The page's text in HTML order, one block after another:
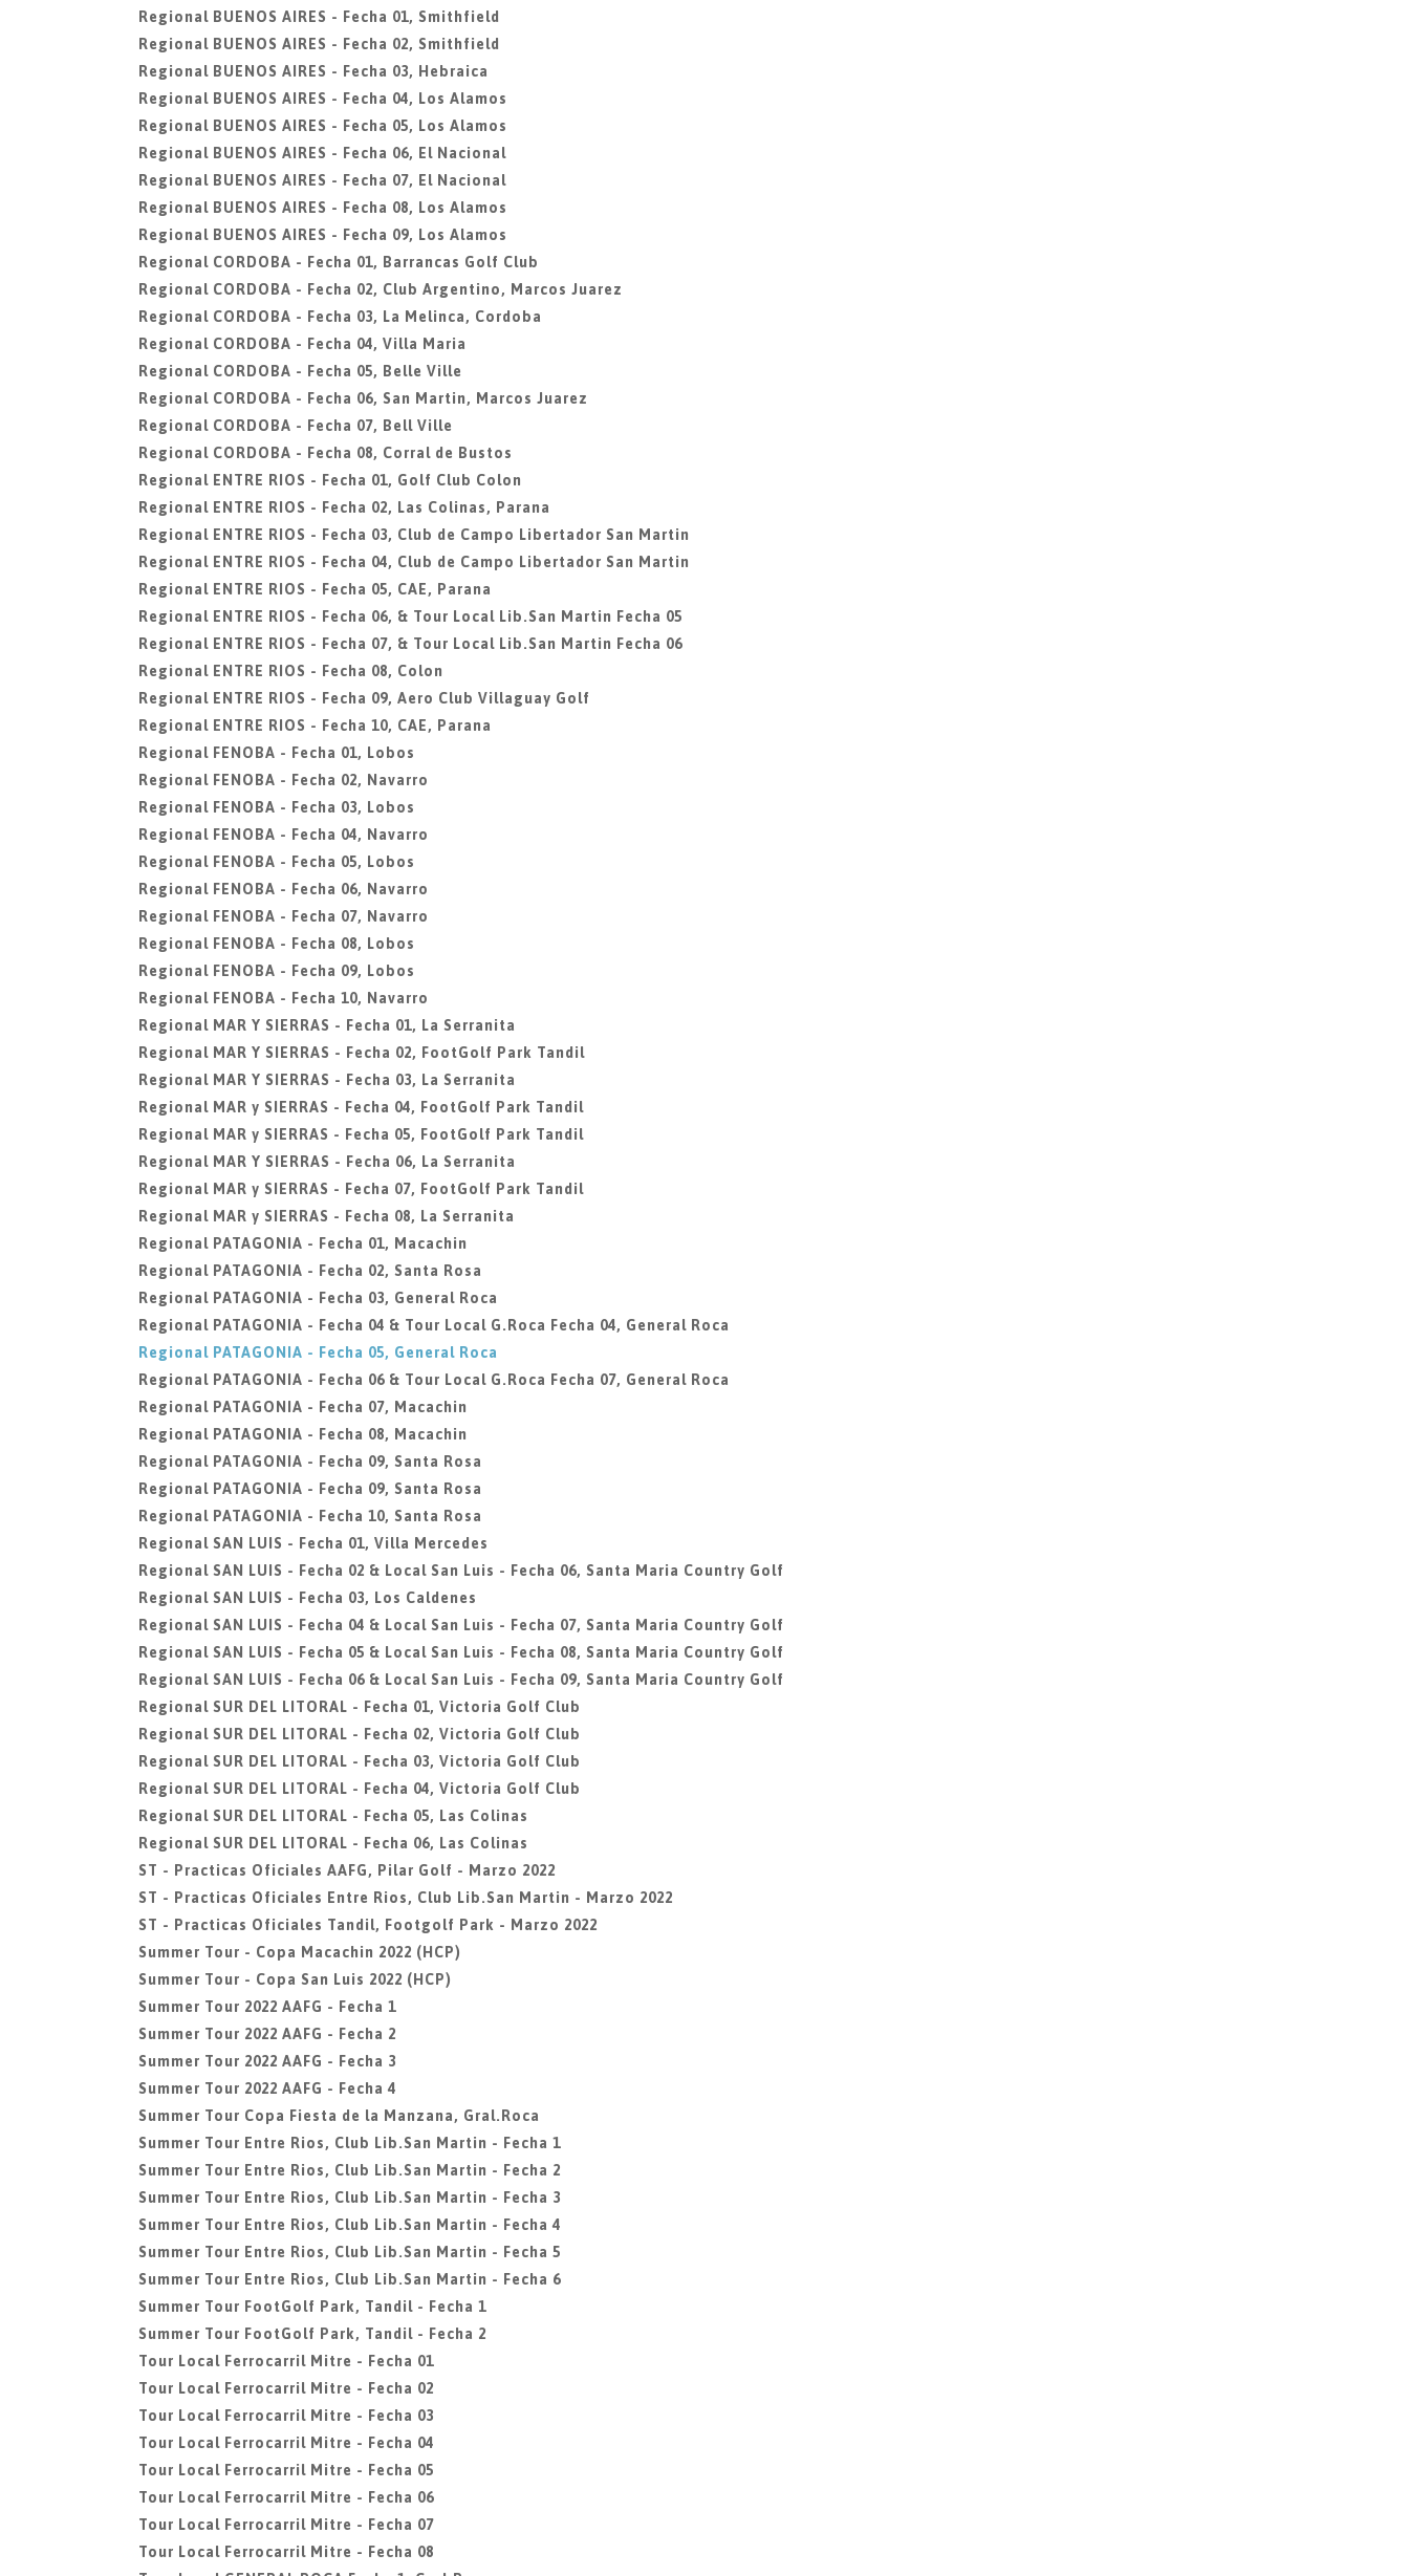
Regional BUENOS AIRES - Fecha 01, Smithfield
Regional BUENOS AIRES - Fecha 02, Smithfield
Regional BUENOS AIRES - Fecha 03, Hebraica
Regional BUENOS AIRES - Fecha 04, Los Alamos
Regional BUENOS AIRES - Fecha 05, Los Alamos
Regional BUENOS AIRES - Fecha 06, El Nacional
Regional BUENOS AIRES - Fecha 07, El Nacional
Regional BUENOS AIRES - Fecha 08, Los Alamos
Regional BUENOS AIRES - Fecha 09, Los Alamos
Regional CORDOBA - Fecha 01, Barrancas Golf Club
Regional CORDOBA - Fecha 02, Club Argentino, Marcos Juarez
Regional CORDOBA - Fecha 03, La Melinca, Cordoba
Regional CORDOBA - Fecha 04, Villa Maria
Regional CORDOBA - Fecha 05, Belle Ville
Regional CORDOBA - Fecha 06, San Martin, Marcos Juarez
Regional CORDOBA - Fecha 07, Bell Ville
Regional CORDOBA - Fecha 08, Corral de Bustos
Regional ENTRE RIOS - Fecha 01, Golf Club Colon
Regional ENTRE RIOS - Fecha 02, Las Colinas, Parana
Regional ENTRE RIOS - Fecha 03, Club de Campo Libertador San Martin
Regional ENTRE RIOS - Fecha 04, Club de Campo Libertador San Martin
Regional ENTRE RIOS - Fecha 05, CAE, Parana
Regional ENTRE RIOS - Fecha 06, & Tour Local Lib.San Martin Fecha 05
Regional ENTRE RIOS - Fecha 07, & Tour Local Lib.San Martin Fecha 06
Regional ENTRE RIOS - Fecha 08, Colon
Regional ENTRE RIOS - Fecha 09, Aero Club Villaguay Golf
Regional ENTRE RIOS - Fecha 10, CAE, Parana
Regional FENOBA - Fecha 01, Lobos
Regional FENOBA - Fecha 02, Navarro
Regional FENOBA - Fecha 03, Lobos
Regional FENOBA - Fecha 04, Navarro
Regional FENOBA - Fecha 05, Lobos
Regional FENOBA - Fecha 06, Navarro
Regional FENOBA - Fecha 07, Navarro
Regional FENOBA - Fecha 08, Lobos
Regional FENOBA - Fecha 09, Lobos
Regional FENOBA - Fecha 10, Navarro
Regional MAR Y SIERRAS - Fecha 01, La Serranita
Regional MAR Y SIERRAS - Fecha 02, FootGolf Park Tandil
Regional MAR Y SIERRAS - Fecha 03, La Serranita
Regional MAR y SIERRAS - Fecha 04, FootGolf Park Tandil
Regional MAR y SIERRAS - Fecha 05, FootGolf Park Tandil
Regional MAR Y SIERRAS - Fecha 06, La Serranita
Regional MAR y SIERRAS - Fecha 07, FootGolf Park Tandil
Regional MAR y SIERRAS - Fecha 08, La Serranita
Regional PATAGONIA - Fecha 01, Macachin
Regional PATAGONIA - Fecha 02, Santa Rosa
Regional PATAGONIA - Fecha 03, General Roca
Regional PATAGONIA - Fecha 04 & Tour Local G.Roca Fecha 04, General Roca
Regional PATAGONIA - Fecha 05, General Roca
Regional PATAGONIA - Fecha 06 & Tour Local G.Roca Fecha 07, General Roca
Regional PATAGONIA - Fecha 07, Macachin
Regional PATAGONIA - Fecha 08, Macachin
Regional PATAGONIA - Fecha 09, Santa Rosa
Regional PATAGONIA - Fecha 09, Santa Rosa
Regional PATAGONIA - Fecha 10, Santa Rosa
Regional SAN LUIS - Fecha 01, Villa Mercedes
Regional SAN LUIS - Fecha 02 & Local San Luis - Fecha 06, Santa Maria Country Golf
Regional SAN LUIS - Fecha 03, Los Caldenes
Regional SAN LUIS - Fecha 04 & Local San Luis - Fecha 07, Santa Maria Country Golf
Regional SAN LUIS - Fecha 05 & Local San Luis - Fecha 08, Santa Maria Country Golf
Regional SAN LUIS - Fecha 06 & Local San Luis - Fecha 09, Santa Maria Country Golf
Regional SUR DEL LITORAL - Fecha 01, Victoria Golf Club
Regional SUR DEL LITORAL - Fecha 02, Victoria Golf Club
Regional SUR DEL LITORAL - Fecha 03, Victoria Golf Club
Regional SUR DEL LITORAL - Fecha 04, Victoria Golf Club
Regional SUR DEL LITORAL - Fecha 05, Las Colinas
Regional SUR DEL LITORAL - Fecha 06, Las Colinas
ST - Practicas Oficiales AAFG, Pilar Golf - Marzo 2022
ST - Practicas Oficiales Entre Rios, Club Lib.San Martin - Marzo 2022
ST - Practicas Oficiales Tandil, Footgolf Park - Marzo 2022
Summer Tour - Copa Macachin 2022 (HCP)
Summer Tour - Copa San Luis 2022 (HCP)
Summer Tour 2022 AAFG - Fecha 1
Summer Tour 2022 AAFG - Fecha 2
Summer Tour 2022 AAFG - Fecha 3
Summer Tour 2022 AAFG - Fecha 4
Summer Tour Copa Fiesta de la Manzana, Gral.Roca
Summer Tour Entre Rios, Club Lib.San Martin - Fecha 1
Summer Tour Entre Rios, Club Lib.San Martin - Fecha 2
Summer Tour Entre Rios, Club Lib.San Martin - Fecha 3
Summer Tour Entre Rios, Club Lib.San Martin - Fecha 4
Summer Tour Entre Rios, Club Lib.San Martin - Fecha 5
Summer Tour Entre Rios, Club Lib.San Martin - Fecha 6
Summer Tour FootGolf Park, Tandil - Fecha 1
Summer Tour FootGolf Park, Tandil - Fecha 2
Tour Local Ferrocarril Mitre - Fecha 01
Tour Local Ferrocarril Mitre - Fecha 02
Tour Local Ferrocarril Mitre - Fecha 03
Tour Local Ferrocarril Mitre - Fecha 04
Tour Local Ferrocarril Mitre - Fecha 05
Tour Local Ferrocarril Mitre - Fecha 06
Tour Local Ferrocarril Mitre - Fecha 07
Tour Local Ferrocarril Mitre - Fecha 08